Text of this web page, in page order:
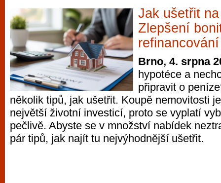
Jak ušetřit
Zlepšení
refinancování
Brno, 4. srpna
hypotéce a
připravit o
několik tipů, jak ušetřit. Koupě nemovitosti
největší životní investicí, proto se vyplatí
pečlivě. Abyste se v množství nabídek
pár tipů, jak najít tu nejvýhodnější ušetřit.